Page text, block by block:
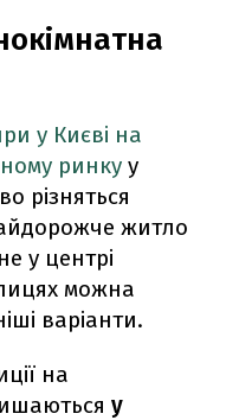
у Києві на
ринку у
різняться
житло
у центрі
можна
варіанти.
на
у